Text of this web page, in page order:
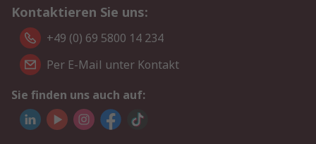
Kontaktieren Sie uns:
+49 (0) 69 5800 14 234
Per E-Mail unter Kontakt
Sie finden uns auch auf: